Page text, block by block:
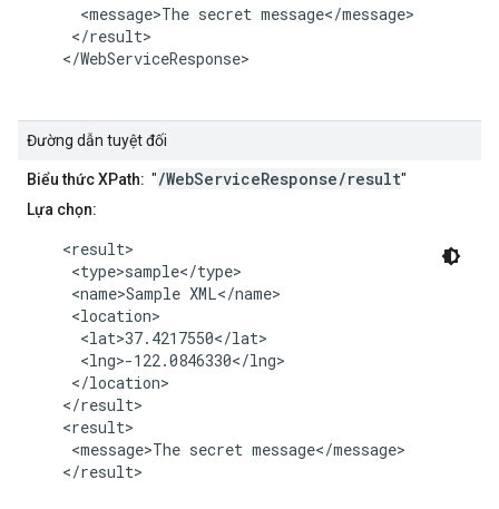
      <message>The secret message</message>
     </result>
    </WebServiceResponse>
Đường dẫn tuyệt đối
Biểu thức XPath: "/WebServiceResponse/result"
Lựa chọn:
    <result>
     <type>sample</type>
     <name>Sample XML</name>
     <location>
      <lat>37.4217550</lat>
      <lng>-122.0846330</lng>
     </location>
    </result>
    <result>
     <message>The secret message</message>
    </result>